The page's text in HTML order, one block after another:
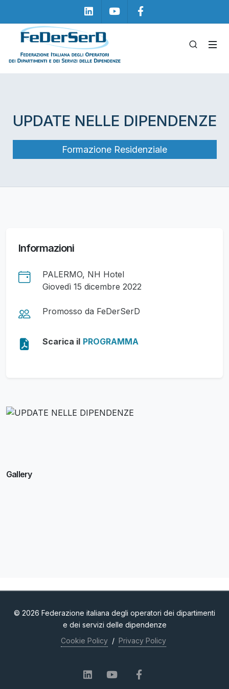
Linkedin Youtube
UPDATE NELLE DIPENDENZE
Formazione Residenziale
Informazioni
PALERMO, NH Hotel
Giovedì 15 dicembre 2022
Promosso da FeDerSerD
Scarica il PROGRAMMA
Gallery
© 2026 Federazione italiana degli operatori dei dipartimenti
e dei servizi delle dipendenze
Cookie Policy / Privacy Policy